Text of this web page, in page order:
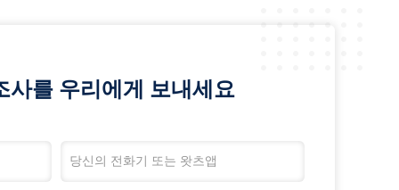
사를 우리에게 보내세요